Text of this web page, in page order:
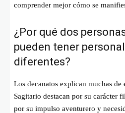
comprender mejor cómo se
¿Por qué dos
pueden tener
diferentes?
Los decanatos explican muchas de
Sagitario destacan por su carácter
por su impulso aventurero y